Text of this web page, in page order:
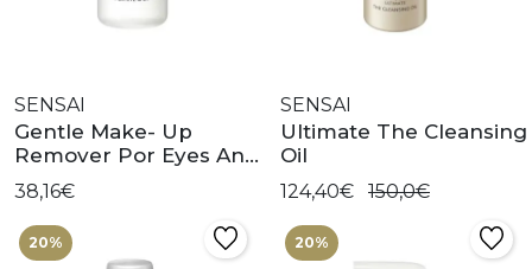
SENSAI
Gentle Make- Up
Remover Por Eyes And
Lip
38,16€
SENSAI
Ultimate The Cleansing
Oil
124,40€ 150,0€
20% 20%